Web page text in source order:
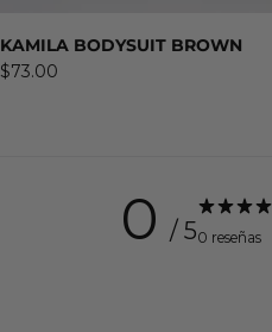
KAMILA BODYSUIT BROWN
$73.00
0 / 50 reseñas